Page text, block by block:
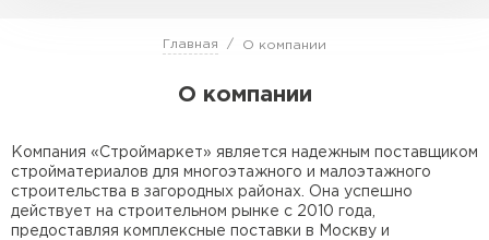
Главная О компании
О компании
Компания «Строймаркет» является надежным поставщиком
стройматериалов для многоэтажного и малоэтажного
строительства в загородных районах. Она успешно
действует на строительном рынке с 2010 года,
предоставляя комплексные поставки в Москву и
Перейти в каталог
Утеплитель Ветонит
Утеплитель Profiplex
Утеплитель Rockwool
Утеплитель Knauf